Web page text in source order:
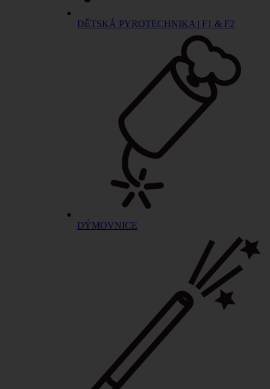
DĚTSKÁ PYROTECHNIKA | F1 & F2
DÝMOVNICE